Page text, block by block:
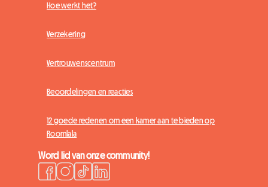
Hoe werkt het?
Verzekering
Vertrouwenscentrum
Beoordelingen en reacties
12 goede redenen om een kamer aan te bieden op
Roomlala
Word lid van onze community!